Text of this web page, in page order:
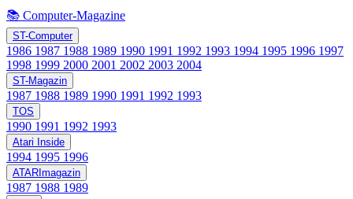
📚 Computer-Magazine
ST-Computer
1986 1987 1988 1989 1990 1991 1992 1993 1994 1995 1996 1997
1998 1999 2000 2001 2002 2003 2004
ST-Magazin
1987 1988 1989 1990 1991 1992 1993
TOS
1990 1991 1992 1993
Atari Inside
1994 1995 1996
ATARImagazin
1987 1988 1989